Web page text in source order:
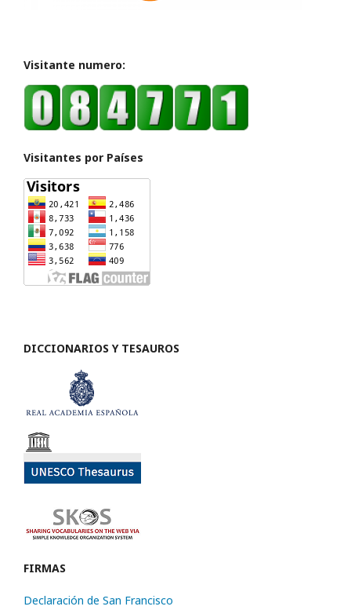
Visitante numero:
Visitantes por Países
DICCIONARIOS Y TESAUROS
FIRMAS
Declaración de San Francisco